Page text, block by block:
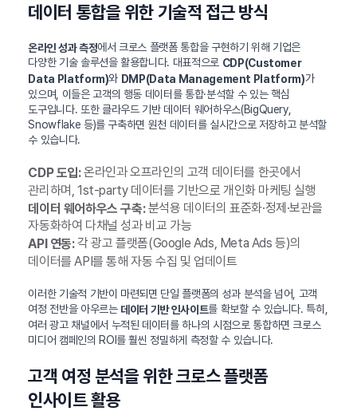
데이터 통합을 위한 기술적 접근 방식
온라인 성과 측정에서 크로스 플랫폼 통합을 구현하기 위해 기업은
다양한 기술 솔루션을 활용합니다. 대표적으로 CDP(Customer
Data Platform)와 DMP(Data Management Platform)가
있으며, 이들은 고객의 행동 데이터를 통합·분석할 수 있는 핵심
도구입니다. 또한 클라우드 기반 데이터 웨어하우스(BigQuery,
Snowflake 등)를 구축하면 원천 데이터를 실시간으로 저장하고 분석할
수 있습니다.
CDP 도입:온라인과 오프라인의 고객 데이터를 한곳에서
관리하며, 1st-party 데이터를 기반으로 개인화 마케팅 실행
데이터 웨어하우스 구축:분석용 데이터의 표준화·정제·보관을
자동화하여 다채널 성과 비교 가능
API 연동:각 광고 플랫폼(Google Ads, Meta Ads 등)의
데이터를 API를 통해 자동 수집 및 업데이트
이러한 기술적 기반이 마련되면 단일 플랫폼의 성과 분석을 넘어, 고객
여정 전반을 아우르는 데이터 기반 인사이트를 확보할 수 있습니다. 특히,
여러 광고 채널에서 누적된 데이터를 하나의 시점으로 통합하면 크로스
미디어 캠페인의 ROI를 훨씬 정밀하게 측정할 수 있습니다.
고객 여정 분석을 위한 크로스 플랫폼
인사이트 활용